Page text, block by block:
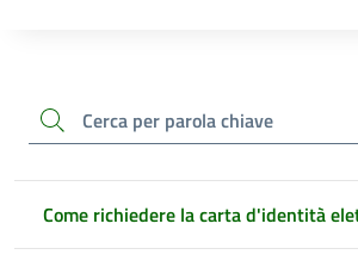
cerca
Come richiedere la carta d'identità